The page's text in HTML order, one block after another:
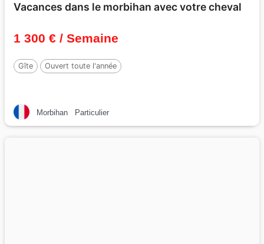
Vacances dans le morbihan avec votre cheval
1 300 € / Semaine
Gîte Ouvert toute l'année
Morbihan Particulier